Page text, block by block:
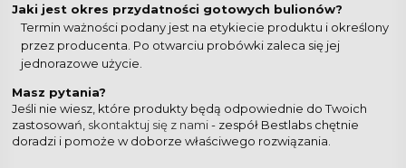
Jaki jest okres przydatności gotowych bulionów?
Termin ważności podany jest na etykiecie produktu i określony
przez producenta. Po otwarciu probówki zaleca się jej
jednorazowe użycie.
Masz pytania?
Jeśli nie wiesz, które produkty będą odpowiednie do Twoich
zastosowań, skontaktuj się z nami- zespół Bestlabs chętnie
doradzi i pomoże w doborze właściwego rozwiązania.